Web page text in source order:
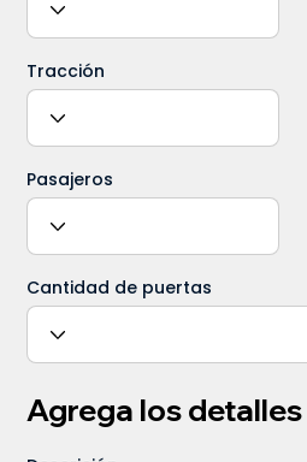
Tracción
Pasajeros
Cantidad de puertas
Agrega los